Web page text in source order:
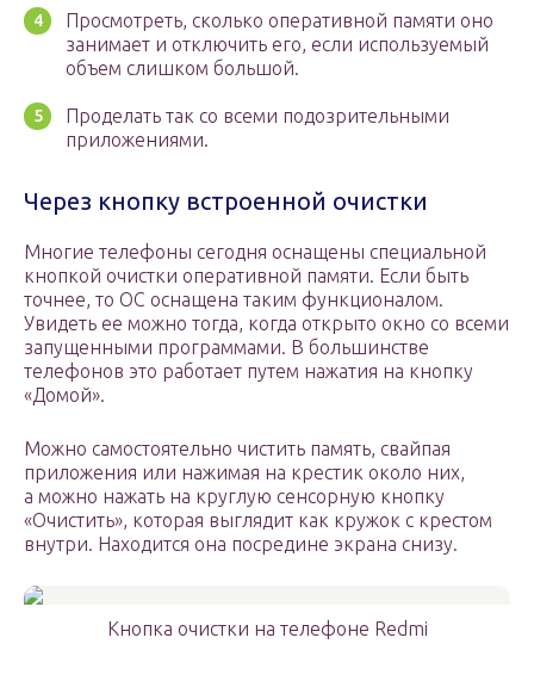
Просмотреть, сколько оперативной памяти оно
занимает и отключить его, если используемый
объем слишком большой.
Проделать так со всеми подозрительными
приложениями.
Через кнопку встроенной очистки
Многие телефоны сегодня оснащены специальной
кнопкой очистки оперативной памяти. Если быть
точнее, то ОС оснащена таким функционалом.
Увидеть ее можно тогда, когда открыто окно со всеми
запущенными программами. В большинстве
телефонов это работает путем нажатия на кнопку
«Домой».
Можно самостоятельно чистить память, свайпая
приложения или нажимая на крестик около них,
а можно нажать на круглую сенсорную кнопку
«Очистить», которая выглядит как кружок с крестом
внутри. Находится она посредине экрана снизу.
Кнопка очистки на телефоне Redmi